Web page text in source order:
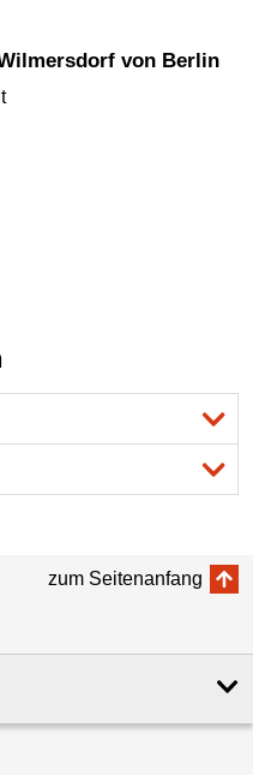
von Berlin
zum Seitenanfang